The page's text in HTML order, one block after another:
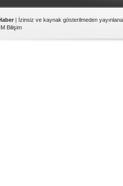
| İzinsiz ve kaynak gösterilmeden
Bilişim